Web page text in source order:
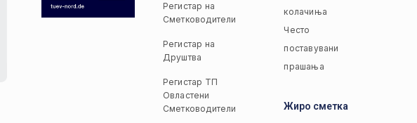
Регистар на
Сметководители
Регистар на
Друштва
Регистар ТП
Овластени
Сметководители
колачиња
Често
поставувани
прашања
Жиро сметка